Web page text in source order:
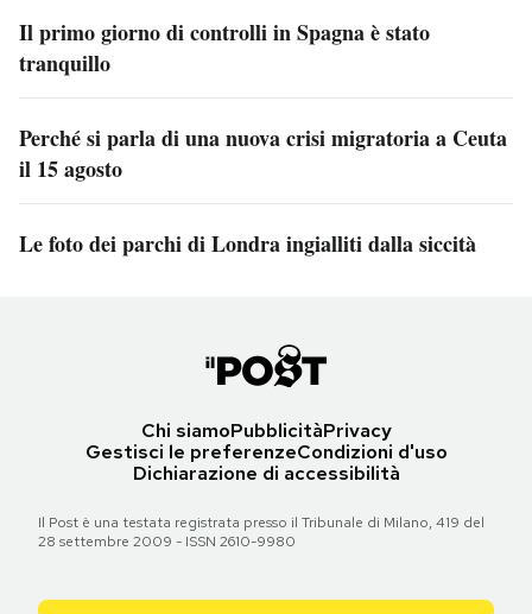
Il primo giorno di controlli in Spagna è stato
tranquillo
Perché si parla di una nuova crisi migratoria a Ceuta
il 15 agosto
Le foto dei parchi di Londra ingialliti dalla siccità
Chi siamoPubblicitàPrivacy
Gestisci le preferenzeCondizioni d'uso
Dichiarazione di accessibilità
Il Post è una testata registrata presso il Tribunale di Milano, 419 del
28 settembre 2009 - ISSN 2610-9980